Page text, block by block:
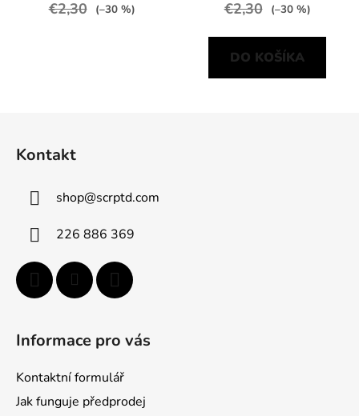
€2,30 (–30 %) €2,30 (–30 %)
DO KOŠÍKA
Kontakt
shop@scrptd.com
226 886 369
Informace pro vás
Kontaktní formulář
Jak funguje předprodej